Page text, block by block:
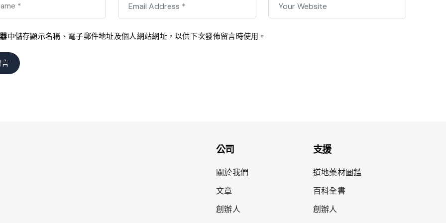
中儲存顯示名稱、電子郵件地址及個人網站網址，以供下次發佈留言時使用。
公司
關於我們
文章
創辦人
支援
道地藥材圖鑑
百科全書
創辦人